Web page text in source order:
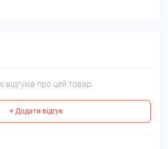
відгуків про цей товар.
+ Додати відгук